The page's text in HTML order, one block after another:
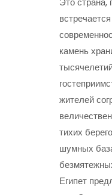
камень
жителей
тихих
шумных
Египет